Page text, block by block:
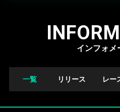
インフォメ
一覧 リリース レー